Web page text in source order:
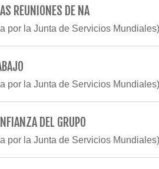
REUNIONES DE NA
por la Junta de Servicios Mundiales)
por la Junta de Servicios Mundiales)
DEL GRUPO
por la Junta de Servicios Mundiales)